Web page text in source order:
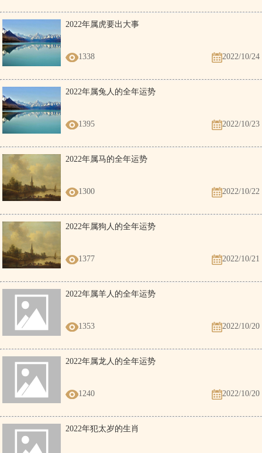
2022年属虎要出大事
1338 2022/10/24
2022年属兔人的全年运势
1395 2022/10/23
2022年属马的全年运势
1300 2022/10/22
2022年属狗人的全年运势
1377 2022/10/21
2022年属羊人的全年运势
1353 2022/10/20
2022年属龙人的全年运势
1240 2022/10/20
2022年犯太岁的生肖